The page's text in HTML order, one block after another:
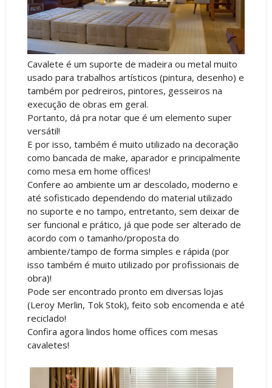
Cavalete é um suporte de madeira ou metal muito
usado para trabalhos artísticos (pintura, desenho) e
também por pedreiros, pintores, gesseiros na
execução de obras em geral.
Portanto, dá pra notar que é um elemento super
versátil!
E por isso, também é muito utilizado na decoração
como bancada de make, aparador e principalmente
como mesa em home offices!
Confere ao ambiente um ar descolado, moderno e
até sofisticado dependendo do material utilizado
no suporte e no tampo, entretanto, sem deixar de
ser funcional e prático, já que pode ser alterado de
acordo com o tamanho/proposta do
ambiente/tampo de forma simples e rápida (por
isso também é muito utilizado por profissionais de
obra)!
Pode ser encontrado pronto em diversas lojas
(Leroy Merlin, Tok Stok), feito sob encomenda e até
reciclado!
Confira agora lindos home offices com mesas
cavaletes!